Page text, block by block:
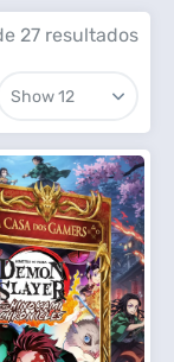
27 resultados